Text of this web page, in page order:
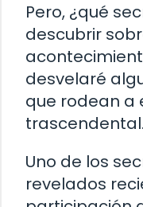
Pero, ¿qué
descubrir
desvelaré
que rodean a
trascendental.
Uno de los
revelados